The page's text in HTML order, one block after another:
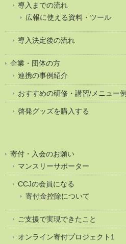
導入までの流れ
広報に使える資料・ツール
導入決定後の流れ
企業・団体の方
連携の事例紹介
おすすめの研修・講習/メニュー例
啓発グッズを購入する
寄付・入会のお願い
マンスリーサポーター
CCJの会員になる
寄付金控除について
ご支援で実現できたこと
オンライン寄付プロジェクト1